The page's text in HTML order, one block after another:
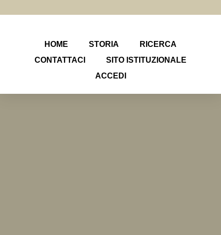
HOME STORIA
RICERCA
CONTATTACI
SITO ISTITUZIONALE
ACCEDI